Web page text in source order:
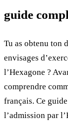
guide
Tu as obtenu ton
envisages
l’Hexagone ?
comprendre
français. Ce
l’admission par